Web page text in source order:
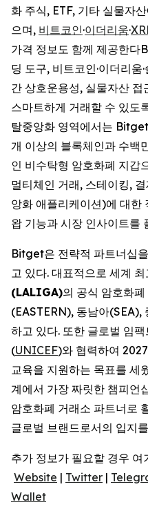
화 주식, ETF, 기타 실물자
으며, 비트코인·이더리움·
가격 정보도 함께 제공한
딩 도구, 비트코인·이더리움
간 상호운용성, 실물자산
스마트하게 거래할 수 있도
탈중앙화 영역에서는
개 이상의 블록체인과 수백
인 비수탁형 암호화폐 지갑
멀티체인 거래, 스테이킹,
앙화 애플리케이션)에 대한
왑 기능과 시장 인사이트를
Bitget은 전략적 파트너십
고 있다. 대표적으로 세계
(LALIGA)의 공식 암호화
(EASTERN), 동남아(SEA),
하고 있다. 또한 글로벌 임
(UNICEF)와 협력하여
교육을 지원하는 목표를 세
계에서 가장 짜릿한 챔피언
암호화폐 거래소 파트너로
글로벌 브랜드로서의 입지
추가 정보가 필요할 경우 여
Website | Twitter |
Wallet